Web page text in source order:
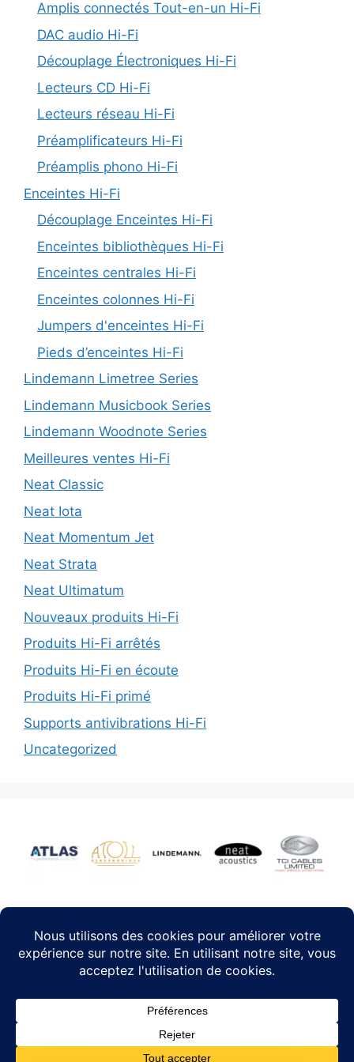
Amplis connectés Tout-en-un Hi-Fi
DAC audio Hi-Fi
Découplage Électroniques Hi-Fi
Lecteurs CD Hi-Fi
Lecteurs réseau Hi-Fi
Préamplificateurs Hi-Fi
Préamplis phono Hi-Fi
Enceintes Hi-Fi
Découplage Enceintes Hi-Fi
Enceintes bibliothèques Hi-Fi
Enceintes centrales Hi-Fi
Enceintes colonnes Hi-Fi
Jumpers d'enceintes Hi-Fi
Pieds d’enceintes Hi-Fi
Lindemann Limetree Series
Lindemann Musicbook Series
Lindemann Woodnote Series
Meilleures ventes Hi-Fi
Neat Classic
Neat Iota
Neat Momentum Jet
Neat Strata
Neat Ultimatum
Nouveaux produits Hi-Fi
Produits Hi-Fi arrêtés
Produits Hi-Fi en écoute
Produits Hi-Fi primé
Supports antivibrations Hi-Fi
Uncategorized
Mentions légales-
© 2024 - 2026 HIFI PACA